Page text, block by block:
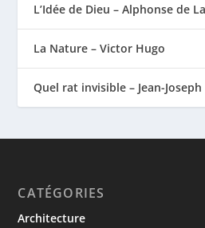
L’Idée de Dieu – Alphonse de
La Nature – Victor Hugo
Quel rat invisible – Jean-
CATÉGORIES
Architecture